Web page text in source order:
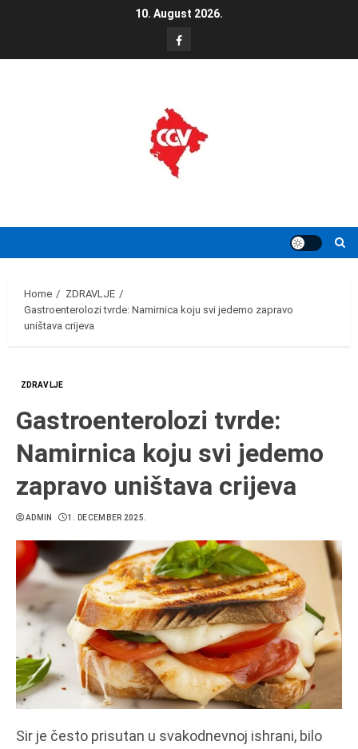
10. August 2026.
FB
Home
ZDRAVLJE
Gastroenterolozi tvrde: Namirnica koju svi jedemo zapravo
uništava crijeva
ZDRAVLJE
Gastroenterolozi tvrde:
Namirnica koju svi jedemo
zapravo uništava crijeva
ADMIN 1. DECEMBER 2025.
Sir je često prisutan u svakodnevnoj ishrani, bilo